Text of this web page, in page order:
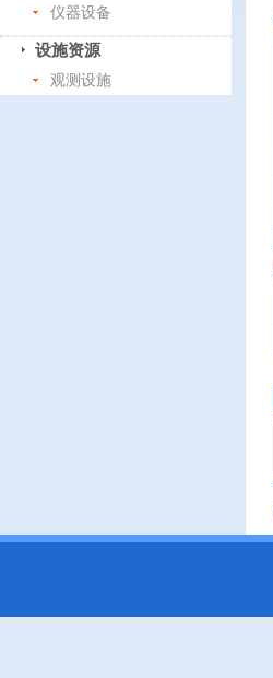
仪器设备
设施资源
观测设施